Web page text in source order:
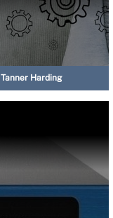
Tanner Harding